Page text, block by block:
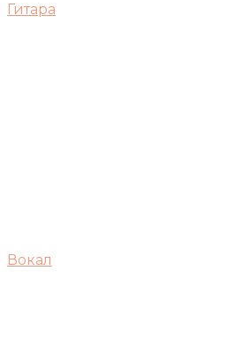
Гитара
Вокал